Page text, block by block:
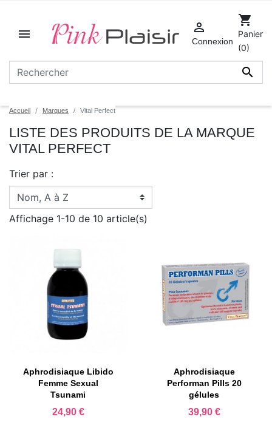



Connexion
shopping_cart
Panier
(0)
Accueil Marques Vital Perfect
LISTE DES PRODUITS DE LA MARQUE
VITAL PERFECT
Trier par :
Affichage 1-10 de 10 article(s)
Aphrodisiaque Libido
Femme Sexual
Tsunami
Prix
24,90 €
Aphrodisiaque
Performan Pills 20
gélules
Prix
39,90 €